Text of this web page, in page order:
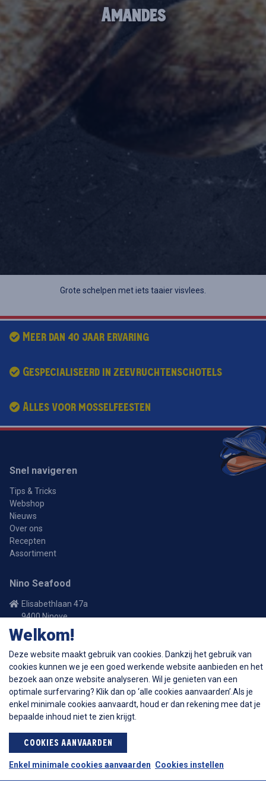
Amandes
Grote schelpen met iets taaier visvlees.
Meer dan 40 jaar ervaring
Gespecialiseerd in zeevruchtenschotels
Alles voor mosselfeesten
Snel navigeren
Tips & Tricks
Webshop
Nieuws
Over ons
Recepten
Assortiment
Nino Seafood
Elisabethlaan 47a
9400 Ninove
054 32 60 25
bestellingen@ninoseafood.be
Volg ons op
FacebookInstagram
Openingsuren
Een ogenblik geduld.
Maandag
Gesloten
Welkom!
Deze website maakt gebruik van cookies. Dankzij het gebruik van
cookies kunnen we je een goed werkende website aanbieden en het
bezoek aan onze website analyseren. Wil je genieten van een
optimale surfervaring? Klik dan op ‘alle cookies aanvaarden’.Als je
enkel minimale cookies aanvaardt, houd er dan rekening mee dat je
bepaalde inhoud niet te zien krijgt.
COOKIES AANVAARDEN
Enkel minimale cookies aanvaarden Cookies instellen